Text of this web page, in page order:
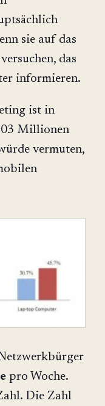
sie auf das
das
informieren.
ist in
Millionen
vermuten,
pro Woche.
Die Zahl